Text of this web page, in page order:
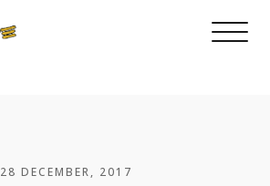
28 DECEMBER, 2017